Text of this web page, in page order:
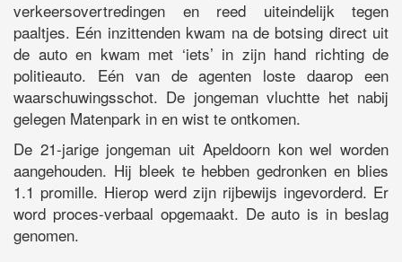
verkeersovertredingen en reed uiteindelijk tegen
paaltjes. Eén inzittenden kwam na de botsing direct uit
de auto en kwam met ‘iets’ in zijn hand richting de
politieauto. Eén van de agenten loste daarop een
waarschuwingsschot. De jongeman vluchtte het nabij
gelegen Matenpark in en wist te ontkomen.
De 21-jarige jongeman uit Apeldoorn kon wel worden
aangehouden. Hij bleek te hebben gedronken en blies
1.1 promille. Hierop werd zijn rijbewijs ingevorderd. Er
word proces-verbaal opgemaakt. De auto is in beslag
genomen.